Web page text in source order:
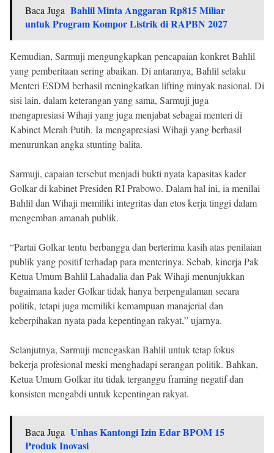
Baca Juga Bahlil Minta Anggaran Rp815 Miliar
untuk Program Kompor Listrik di RAPBN 2027
Kemudian, Sarmuji mengungkapkan pencapaian konkret Bahlil
yang pemberitaan sering abaikan. Di antaranya, Bahlil selaku
Menteri ESDM berhasil meningkatkan lifting minyak nasional. Di
sisi lain, dalam keterangan yang sama, Sarmuji juga
mengapresiasi Wihaji yang juga menjabat sebagai menteri di
Kabinet Merah Putih. Ia mengapresiasi Wihaji yang berhasil
menurunkan angka stunting balita.
Sarmuji, capaian tersebut menjadi bukti nyata kapasitas kader
Golkar di kabinet Presiden RI Prabowo. Dalam hal ini, ia menilai
Bahlil dan Wihaji memiliki integritas dan etos kerja tinggi dalam
mengemban amanah publik.
“Partai Golkar tentu berbangga dan berterima kasih atas penilaian
publik yang positif terhadap para menterinya. Sebab, kinerja Pak
Ketua Umum Bahlil Lahadalia dan Pak Wihaji menunjukkan
bagaimana kader Golkar tidak hanya berpengalaman secara
politik, tetapi juga memiliki kemampuan manajerial dan
keberpihakan nyata pada kepentingan rakyat,” ujarnya.
Selanjutnya, Sarmuji menegaskan Bahlil untuk tetap fokus
bekerja profesional meski menghadapi serangan politik. Bahkan,
Ketua Umum Golkar itu tidak terganggu framing negatif dan
konsisten mengabdi untuk kepentingan rakyat.
Baca Juga Unhas Kantongi Izin Edar BPOM 15
Produk Inovasi